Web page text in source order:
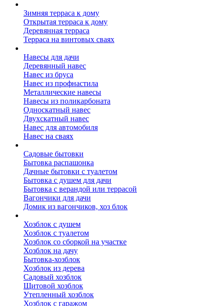
Зимняя терраса к дому
Открытая терраса к дому
Деревянная терраса
Терраса на винтовых сваях
Навесы для дачи
Деревянный навес
Навес из бруса
Навес из профнастила
Металлические навесы
Навесы из поликарбоната
Односкатный навес
Двухскатный навес
Навес для автомобиля
Навес на сваях
Садовые бытовки
Бытовка распашонка
Дачные бытовки с туалетом
Бытовка с душем для дачи
Бытовка с верандой или террасой
Вагончики для дачи
Домик из вагончиков, хоз блок
Хозблок с душем
Хозблок с туалетом
Хозблок со сборкой на участке
Хозблок на дачу
Бытовка-хозблок
Хозблок из дерева
Садовый хозблок
Щитовой хозблок
Утепленный хозблок
Хозблок с гаражом